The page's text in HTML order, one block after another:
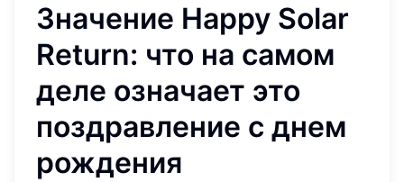
Значение Happy Solar
Return: что на самом
деле означает это
поздравление с днем
рождения